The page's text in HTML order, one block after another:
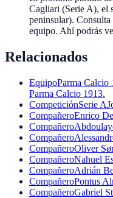
Cagliari (Serie A), el
peninsular).
equipo. Ahí podrás
Relacionados
EquipoParma Calcio
Parma Calcio 1913.
CompeticiónSerie A
CompañeroEnrico
Compañero
Compañero
CompañeroOliver
CompañeroNahuel
CompañeroAdrián
CompañeroPontus
CompañeroGabriel